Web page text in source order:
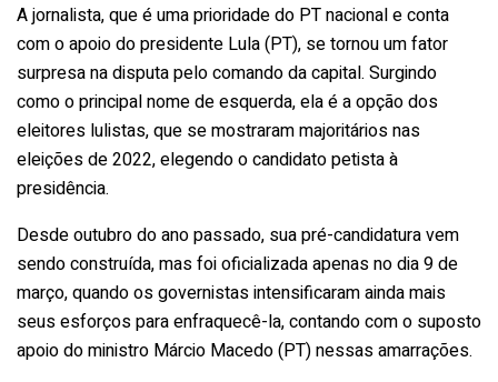
A jornalista, que é uma prioridade do PT nacional e conta
com o apoio do presidente Lula (PT), se tornou um fator
surpresa na disputa pelo comando da capital. Surgindo
como o principal nome de esquerda, ela é a opção dos
eleitores lulistas, que se mostraram majoritários nas
eleições de 2022, elegendo o candidato petista à
presidência.
Desde outubro do ano passado, sua pré-candidatura vem
sendo construída, mas foi oficializada apenas no dia 9 de
março, quando os governistas intensificaram ainda mais
seus esforços para enfraquecê-la, contando com o suposto
apoio do ministro Márcio Macedo (PT) nessas amarrações.